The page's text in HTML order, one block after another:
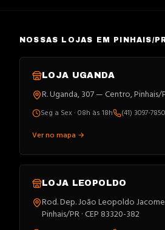
NOSSAS LOJAS EM PINHAIS/
LOJA UGANDA
R. Uganda, 307 — Centro, Pinhais/
Seg a Sex · 08h às 18h
(41) 3097-7850
Ver no mapa →
LOJA LEOPOLDO
Rod. Dep. João Leopoldo
Pinhais/PR · CEP 83320-382